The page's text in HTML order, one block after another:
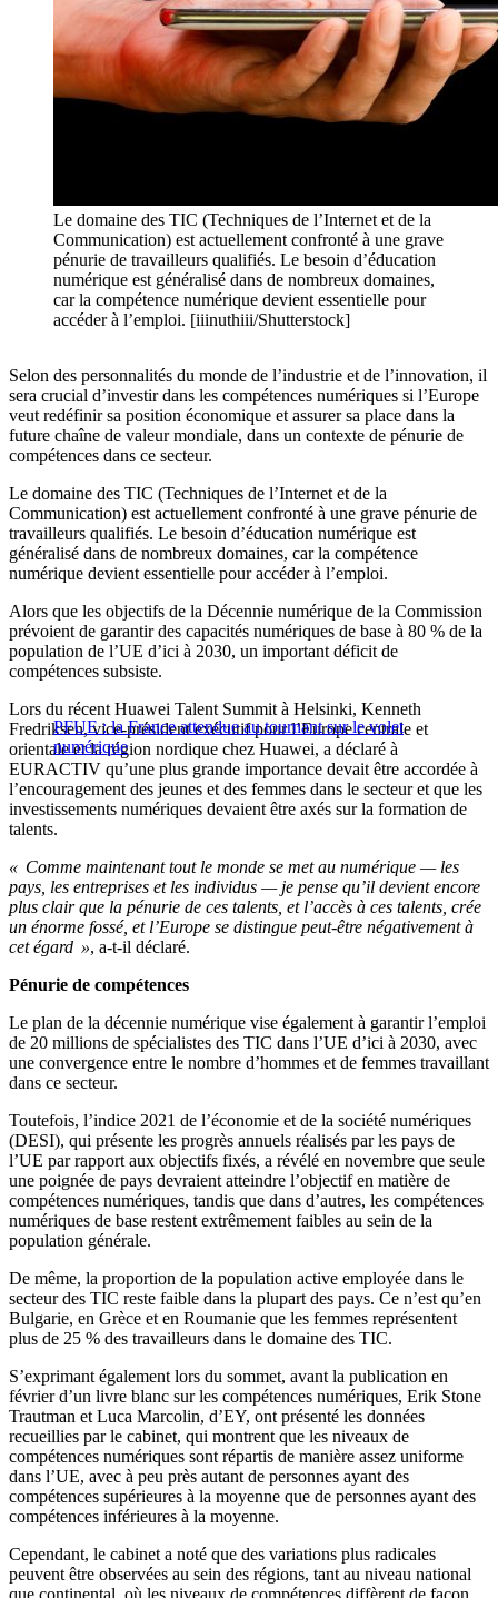
Le domaine des TIC (Techniques de l’Internet et de la
Communication) est actuellement confronté à une grave
pénurie de travailleurs qualifiés. Le besoin d’éducation
numérique est généralisé dans de nombreux domaines,
car la compétence numérique devient essentielle pour
accéder à l’emploi. [iiinuthiii/Shutterstock]
Selon des personnalités du monde de l’industrie et de l’innovation, il
sera crucial d’investir dans les compétences numériques si l’Europe
veut redéfinir sa position économique et assurer sa place dans la
future chaîne de valeur mondiale, dans un contexte de pénurie de
compétences dans ce secteur.
Le domaine des TIC (Techniques de l’Internet et de la
Communication) est actuellement confronté à une grave pénurie de
travailleurs qualifiés. Le besoin d’éducation numérique est
généralisé dans de nombreux domaines, car la compétence
numérique devient essentielle pour accéder à l’emploi.
Alors que les objectifs de la Décennie numérique de la Commission
prévoient de garantir des capacités numériques de base à 80 % de la
population de l’UE d’ici à 2030, un important déficit de
compétences subsiste.
PFUE : la France attendue au tournant sur le volet
numérique
Lors du récent Huawei Talent Summit à Helsinki, Kenneth
Fredriksen, vice-président exécutif pour l’Europe centrale et
orientale et la région nordique chez Huawei, a déclaré à
EURACTIV qu’une plus grande importance devait être accordée à
l’encouragement des jeunes et des femmes dans le secteur et que les
investissements numériques devaient être axés sur la formation de
talents.
« Comme maintenant tout le monde se met au numérique — les
pays, les entreprises et les individus — je pense qu’il devient encore
plus clair que la pénurie de ces talents, et l’accès à ces talents, crée
un énorme fossé, et l’Europe se distingue peut-être négativement à
cet égard », a-t-il déclaré.
Pénurie de compétences
Le plan de la décennie numérique vise également à garantir l’emploi
de 20 millions de spécialistes des TIC dans l’UE d’ici à 2030, avec
une convergence entre le nombre d’hommes et de femmes travaillant
dans ce secteur.
Toutefois, l’indice 2021 de l’économie et de la société numériques
(DESI), qui présente les progrès annuels réalisés par les pays de
l’UE par rapport aux objectifs fixés, a révélé en novembre que seule
une poignée de pays devraient atteindre l’objectif en matière de
compétences numériques, tandis que dans d’autres, les compétences
numériques de base restent extrêmement faibles au sein de la
population générale.
De même, la proportion de la population active employée dans le
secteur des TIC reste faible dans la plupart des pays. Ce n’est qu’en
Bulgarie, en Grèce et en Roumanie que les femmes représentent
plus de 25 % des travailleurs dans le domaine des TIC.
S’exprimant également lors du sommet, avant la publication en
février d’un livre blanc sur les compétences numériques, Erik Stone
Trautman et Luca Marcolin, d’EY, ont présenté les données
recueillies par le cabinet, qui montrent que les niveaux de
compétences numériques sont répartis de manière assez uniforme
dans l’UE, avec à peu près autant de personnes ayant des
compétences supérieures à la moyenne que de personnes ayant des
compétences inférieures à la moyenne.
Cependant, le cabinet a noté que des variations plus radicales
peuvent être observées au sein des régions, tant au niveau national